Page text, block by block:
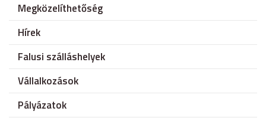
Megközelíthetőség
Hírek
Falusi szálláshelyek
Vállalkozások
Pályázatok